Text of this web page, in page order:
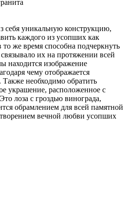
себя уникальную конструкцию,
каждого из усопших как
же время способна подчеркнуть
их на протяжении всей
находится изображение
чему отображается
необходимо обратить
украшение, расположенное с
лоза с гроздью винограда,
обрамлением для всей памятной
вечной любви усопших